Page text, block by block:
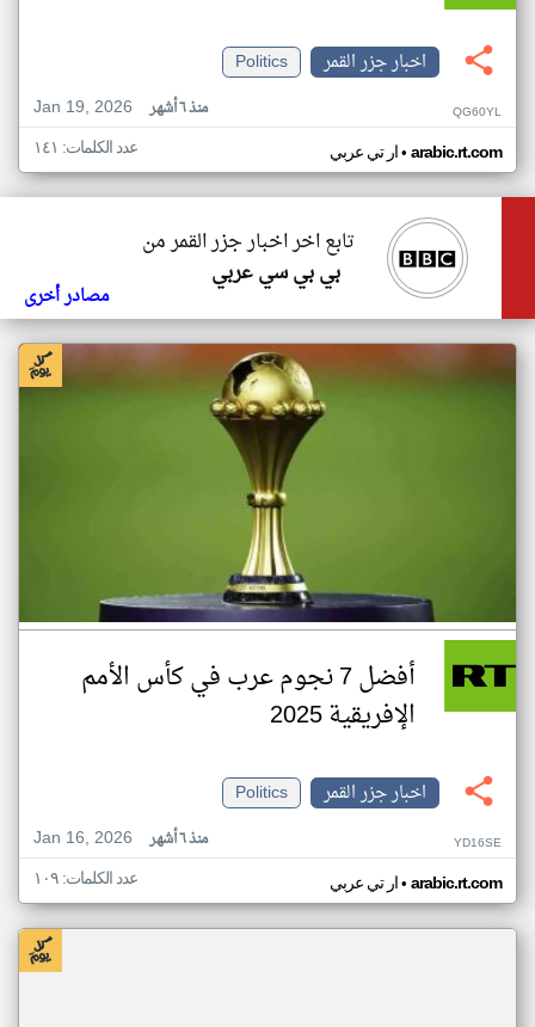
اخبار جزر القمر
Politics
Jan 19, 2026
منذ ٦ أشهر QG60YL
ار تي عربي• arabic.rt.com عدد الكلمات: ١٤١
تابع اخر اخبار جزر القمر من
بي بي سي عربي
مصادر أخرى
أفضل 7 نجوم عرب في كأس الأمم
الإفريقية 2025
اخبار جزر القمر
Politics
Jan 16, 2026
منذ ٦ أشهر YD16SE
ار تي عربي• arabic.rt.com عدد الكلمات: ١٠٩